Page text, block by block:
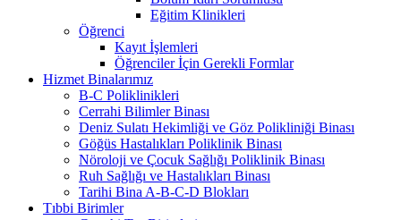
Eğitim Klinikleri
Öğrenci
Kayıt İşlemleri
Öğrenciler İçin Gerekli Formlar
Hizmet Binalarımız
B-C Poliklinikleri
Cerrahi Bilimler Binası
Deniz Sulatı Hekimliği ve Göz Polikliniği Binası
Göğüs Hastalıkları Poliklinik Binası
Nöroloji ve Çocuk Sağlığı Poliklinik Binası
Ruh Sağlığı ve Hastalıkları Binası
Tarihi Bina A-B-C-D Blokları
Tıbbi Birimler